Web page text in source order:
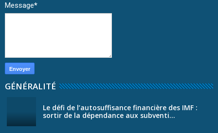
Message*
GÉNÉRALITÉ
Le défi de l’autosuffisance financière des IMF :
sortir de la dépendance aux subventi...